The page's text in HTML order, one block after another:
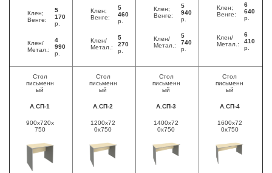
Клен;
Венге:
5
170
р.
Клен/
Метал.:
4
990
р.
Клен;
Венге:
5
460
р.
Клен/
Метал.:
5
270
р.
Клен;
Венге:
5
940
р.
Клен/
Метал.:
5
740
р.
Клен;
Венге:
6
640
р.
Клен/
Метал.:
6
410
р.
Стол
письменн
ый
А.СП-1
900x720x
750
Стол
письменн
ый
А.СП-2
1200x72
0x750
Стол
письменн
ый
А.СП-3
1400x72
0x750
Стол
письменн
ый
А.СП-4
1600x72
0x750